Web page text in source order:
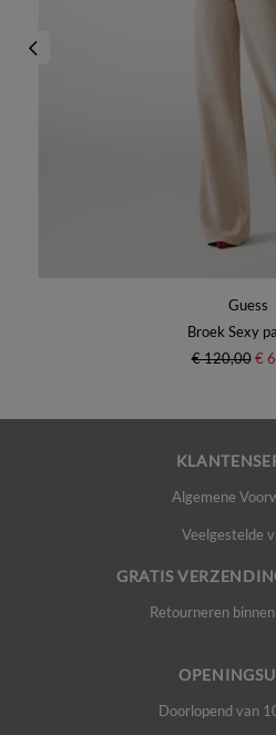
Guess
Broek Sexy
€ 120,00 €
Algemene
Veelgestelde
GRATIS
Retourneren
Doorlopend van